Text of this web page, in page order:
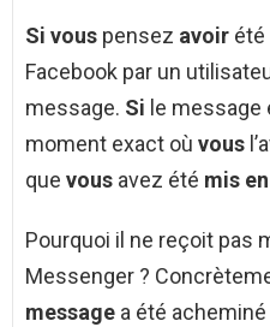
Si vous pensez avoir été
Facebook par un
message. Si le
moment exact où vous
que vous avez été mis
Pourquoi il ne reçoit pas
Messenger ?
message a été